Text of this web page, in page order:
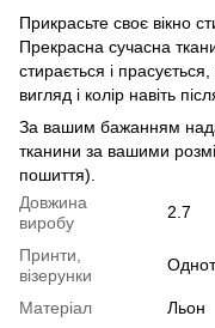
Прикрасьте своє вікно
Прекрасна сучасна
стирається і
вигляд і колір навіть
За вашим бажанням
тканини за вашими
пошиття).
Довжина
виробу
2.7
Принти,
візерунки
Матеріал
Льон